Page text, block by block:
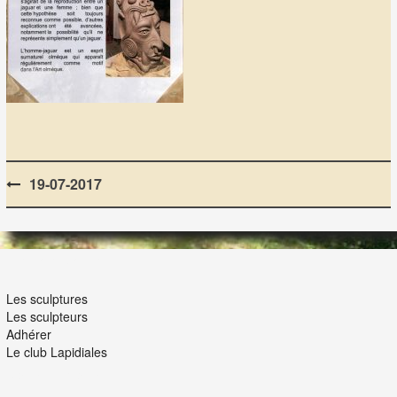
Post
navigation
19-07-2017
Les sculptures
Les sculpteurs
Adhérer
Le club Lapidiales